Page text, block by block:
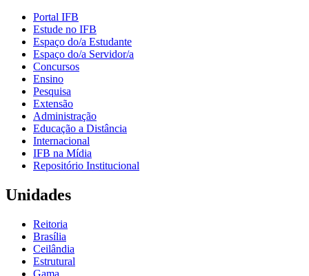
Portal IFB
Estude no IFB
Espaço do/a Estudante
Espaço do/a Servidor/a
Concursos
Ensino
Pesquisa
Extensão
Administração
Educação a Distância
Internacional
IFB na Mídia
Repositório Institucional
Unidades
Reitoria
Brasília
Ceilândia
Estrutural
Gama